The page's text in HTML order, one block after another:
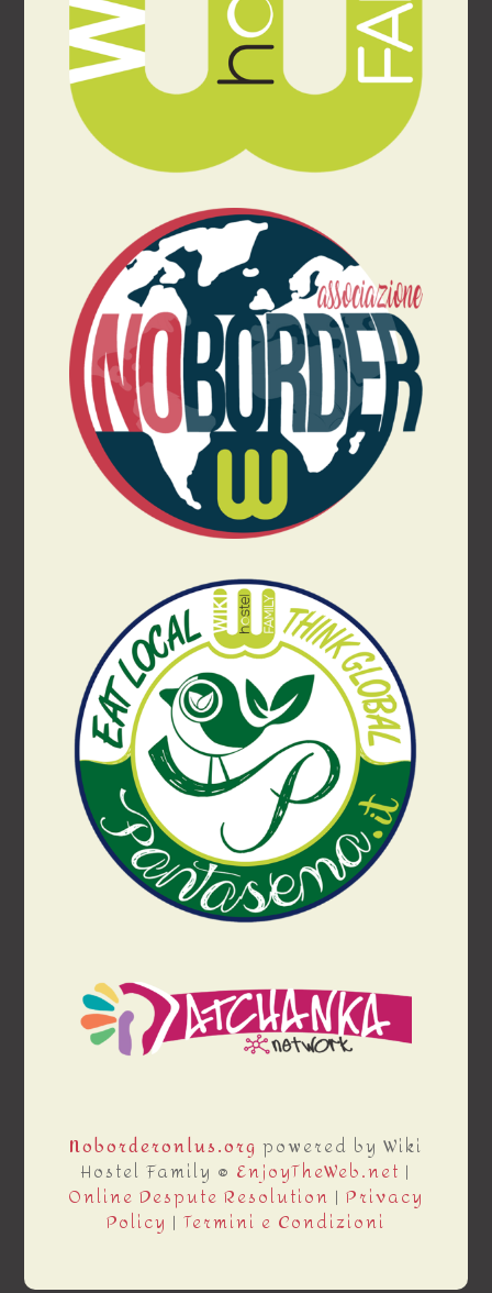
Noborderonlus.org powered by Wiki
Hostel Family ® EnjoyTheWeb.net |
Online Despute Resolution | Privacy
Policy | Termini e Condizioni